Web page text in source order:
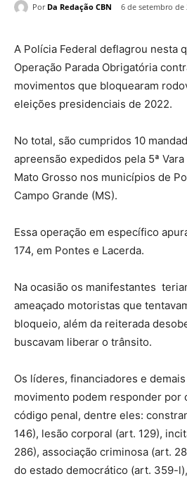
Por Da Redação CBN 6 de setembro de
A Polícia Federal deflagrou nesta
Operação Parada Obrigatória
movimentos que bloquearam
eleições presidenciais de 2022.
No total, são cumpridos 10
apreensão expedidos pela 5ª
Mato Grosso nos municípios de
Campo Grande (MS).
Essa operação em específico
174, em Pontes e Lacerda.
Na ocasião os manifestantes
ameaçado motoristas que
bloqueio, além da reiterada
buscavam liberar o trânsito.
Os líderes, financiadores e
movimento podem responder por
código penal, dentre eles:
146), lesão corporal (art. 129),
286), associação criminosa (art.
do estado democrático (art. 359-